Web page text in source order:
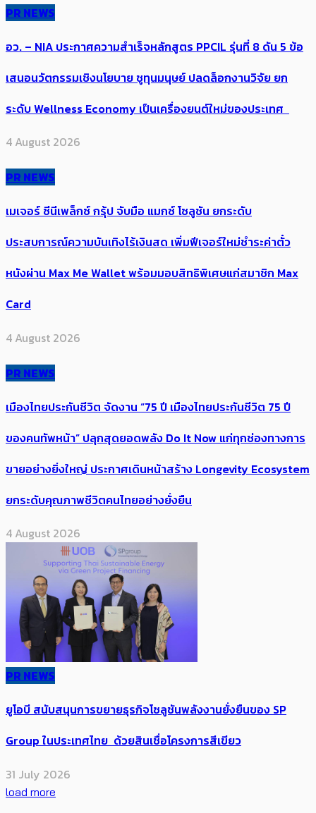
PR NEWS
อว. – NIA ประกาศความสำเร็จหลักสูตร PPCIL รุ่นที่ 8 ดัน 5 ข้อ
เสนอนวัตกรรมเชิงนโยบาย ชูทุนมนุษย์ ปลดล็อกงานวิจัย ยก
ระดับ Wellness Economy เป็นเครื่องยนต์ใหม่ของประเทศ
4 August 2026
PR NEWS
เมเจอร์ ซีนีเพล็กซ์ กรุ้ป จับมือ แมกซ์ โซลูชัน ยกระดับ
ประสบการณ์ความบันเทิงไร้เงินสด เพิ่มฟีเจอร์ใหม่ชำระค่าตั๋ว
หนังผ่าน Max Me Wallet พร้อมมอบสิทธิพิเศษแก่สมาชิก Max
Card
4 August 2026
PR NEWS
เมืองไทยประกันชีวิต จัดงาน “75 ปี เมืองไทยประกันชีวิต 75 ปี
ของคนทัพหน้า” ปลุกสุดยอดพลัง Do It Now แก่ทุกช่องทางการ
ขายอย่างยิ่งใหญ่ ประกาศเดินหน้าสร้าง Longevity Ecosystem
ยกระดับคุณภาพชีวิตคนไทยอย่างยั่งยืน
4 August 2026
PR NEWS
ยูโอบี สนับสนุนการขยายธุรกิจโซลูชันพลังงานยั่งยืนของ SP
Group ในประเทศไทย ด้วยสินเชื่อโครงการสีเขียว
31 July 2026
load more